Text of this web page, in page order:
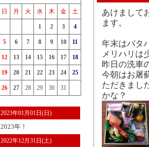
日 月 火 水 木 金 土
1 2 3 4
5 6 7 8 9 10 11
12 13 14 15 16 17 18
19 20 21 22 23 24 25
26 27 28 29 30 31
2023年01月01日(日)
2023年！
2022年12月31日(土)
あけまして
ます。
年末はバタ
メリハリは
昨日の洗車
今朝はお屠
ただきまし
かな？